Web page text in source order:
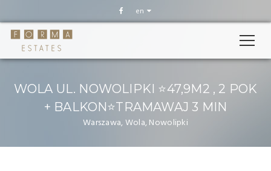
en
WOLA UL. NOWOLIPKI ⭐️47,9M2 , 2 POK
+ BALKON⭐️TRAMAWAJ 3 MIN
Warszawa, Wola, Nowolipki